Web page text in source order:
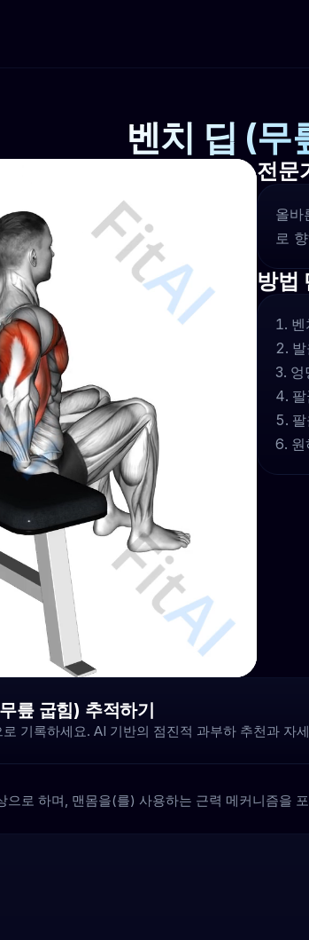
벤치 딥 (무
전문
올바
로
방법
엉
릎 굽힘) 추적하기
기록하세요. AI 기반의 점진적 과부하 추천과
로 하며, 맨몸을(를) 사용하는 근력 메커니즘을